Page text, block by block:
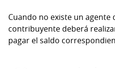
Cuando no existe un
contribuyente deberá
pagar el saldo